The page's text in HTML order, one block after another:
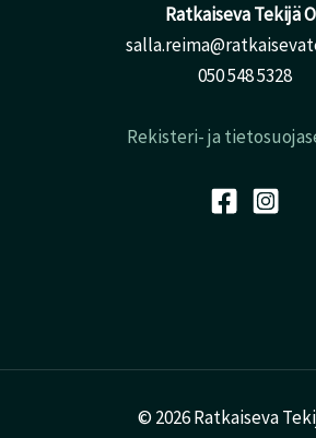
Ratkaiseva Tekijä
050 548 5328
Rekisteri- ja
© 2026 Ratkaiseva